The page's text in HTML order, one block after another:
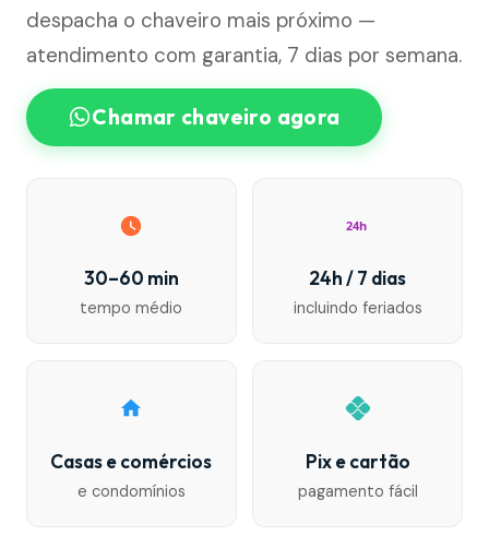
despacha o chaveiro mais próximo —
atendimento com garantia, 7 dias por semana.
Chamar chaveiro agora
30–60 min
tempo médio
24h
24h / 7 dias
incluindo feriados
Casas e comércios
e condomínios
Pix e cartão
pagamento fácil